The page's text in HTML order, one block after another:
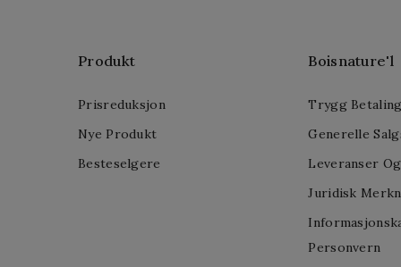
Produkt
Prisreduksjon
Nye Produkt
Besteselgere
Boisnature'l
Trygg Betaling
Generelle
Leveranser
Juridisk
Personvern